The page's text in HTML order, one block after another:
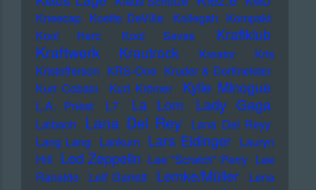
Kneecap Koefte DeVille Kollegah Kompakt
Kool Herc
Kool Savas Kraftklub
Kraftwerk Krautrock Kreator
Kris
Kristofferson KRS-One Kruder & Dorfmeister
Kurt Cobain
Kurt Krömer Kylie Minogue
L.A. Priest L7 La Lom Lady Gaga
Laibach Lana Del Rey
Lana Del Reyy
Lang Lang Lankum Lars Eidinger Lauryn
Hill Led Zeppelin Lee "Scratch" Perry Lee
Ranaldo
Leif Garrett Lemke/Müller
Lena